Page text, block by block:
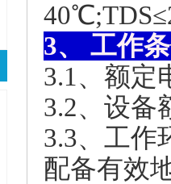
3、 工作
3.1、额定
3.2、设备
3.3、工作
配备有效